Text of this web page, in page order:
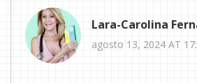
Lara-Carolina
agosto 13, 2024 AT